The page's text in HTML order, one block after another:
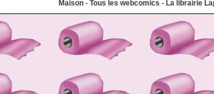
Maison- Tous les webcomics - La librairie